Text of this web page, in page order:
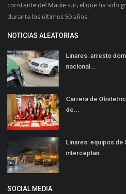
constante del Maule sur, el que ha sido
durante los últimos 50 años.
NOTICIAS ALEATORIAS
Linares: arresto
nacional...
Carrera de
de...
Linares: equipos de
interceptan...
SOCIAL MEDIA